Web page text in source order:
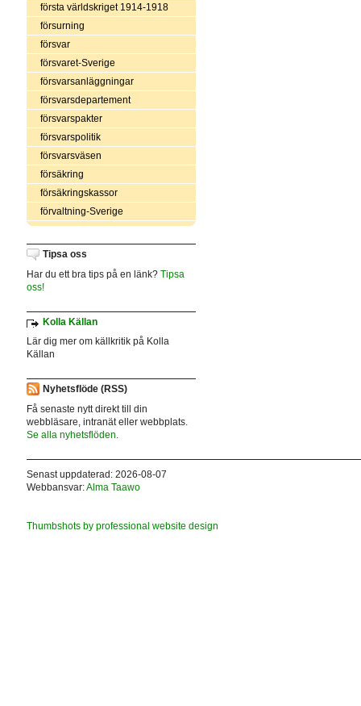
första världskriget 1914-1918
försurning
försvar
försvaret-Sverige
försvarsanläggningar
försvarsdepartement
försvarspakter
försvarspolitik
försvarsväsen
försäkring
försäkringskassor
förvaltning-Sverige
Tipsa oss
Har du ett bra tips på en länk? Tipsa
oss!
Kolla Källan
Lär dig mer om källkritik på Kolla
Källan
Nyhetsflöde (RSS)
Få senaste nytt direkt till din
webbläsare, intranät eller webbplats.
Se alla nyhetsflöden.
Senast uppdaterad: 2026-08-07
Webbansvar:Alma Taawo
Thumbshots by professional website design